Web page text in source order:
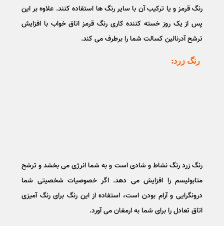
رنگ قرمز و یا ترکیب آن با سایر رنگ ها استفاده کنند‌. علاوه بر این
پس از یک روز خسته کننده کاری رنگ قرمز اتاق خواب با افزایش
ترشح آدرنالین کسالت شما را برطرف می کند.
رنگ زرد:
رنگ زرد رنگ نشاط و شادی است و به شما انرژی می بخشد و ترشح
متابولیسم را افزایش می دهد. اگر خصوصیات شخصیتی شما
درونگرایی و آرام بودن است، استفاده از این رنگ برای رنگ آمیزی
اتاق تعادل را برای شما به ارمغان می آورد.